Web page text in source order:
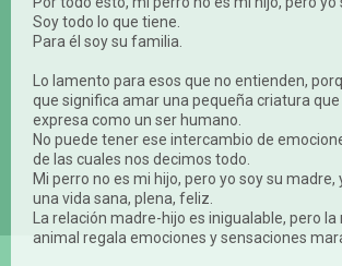
Soy todo lo que tiene.
Para él soy su familia.
Lo lamento para esos que no entienden,
que significa amar una pequeña criatura que
expresa como un ser humano.
No puede tener ese intercambio de
de las cuales nos decimos todo.
Mi perro no es mi hijo, pero yo soy su madre,
una vida sana, plena, feliz.
La relación madre-hijo es inigualable, pero
animal regala emociones y sensaciones